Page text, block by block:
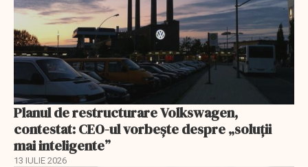
Planul de restructurare Volkswagen,
contestat: CEO-ul vorbește despre „soluții
mai inteligente”
13 IULIE 2026